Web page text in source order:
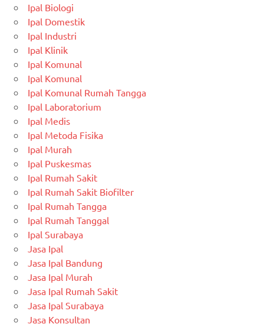
Ipal Biologi
Ipal Domestik
Ipal Industri
Ipal Klinik
Ipal Komunal
Ipal Komunal
Ipal Komunal Rumah Tangga
Ipal Laboratorium
Ipal Medis
Ipal Metoda Fisika
Ipal Murah
Ipal Puskesmas
Ipal Rumah Sakit
Ipal Rumah Sakit Biofilter
Ipal Rumah Tangga
Ipal Rumah Tanggal
Ipal Surabaya
Jasa Ipal
Jasa Ipal Bandung
Jasa Ipal Murah
Jasa Ipal Rumah Sakit
Jasa Ipal Surabaya
Jasa Konsultan